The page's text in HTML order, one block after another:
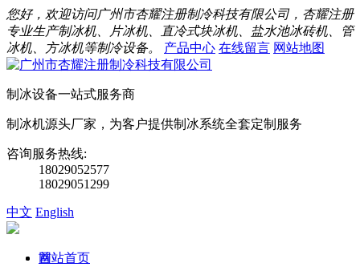
您好，欢迎访问广州市杏耀注册制冷科技有限公司，杏耀注册
专业生产制冰机、片冰机、直冷式块冰机、盐水池冰砖机、管
冰机、方冰机等制冷设备。
产品中心 在线留言 网站地图
制冰设备一站式服务商
制冰机源头厂家，为客户提供制冰系统全套定制服务
咨询服务热线:
18029052577
18029051299
中文 English
首
网站首页